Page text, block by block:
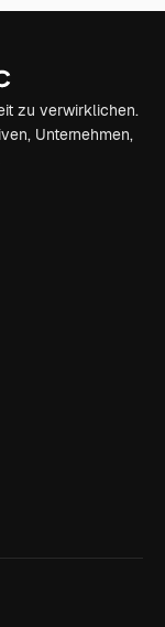
zu verwirklichen.
Unternehmen,